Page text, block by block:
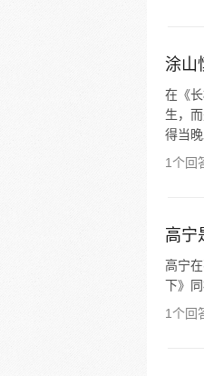
涂山
在《
生，
得当晚
1个回
高宁
高宁
下》
1个回